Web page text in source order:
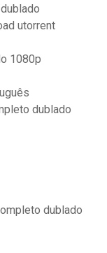
utorrent
1080p
dublado
dublado